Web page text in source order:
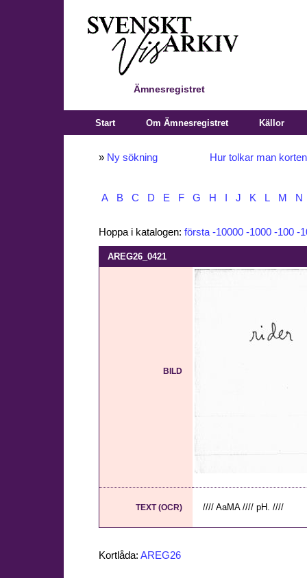
Ämnesregistret
Start Om Ämnesregistret Källor
» Ny sökning Hur tolkar man
A B C D E F G H J K L M N
Hoppa i katalogen: första -10000 -1000 -100 -
AREG26_0421
BILD
TEXT (OCR) //// AaMA //// pH. ////
Kortlåda: AREG26